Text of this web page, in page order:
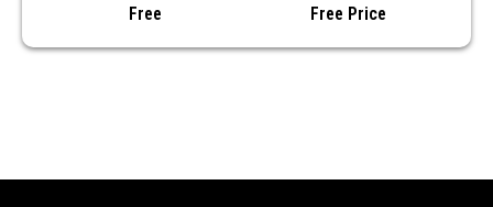
Free
Free Price